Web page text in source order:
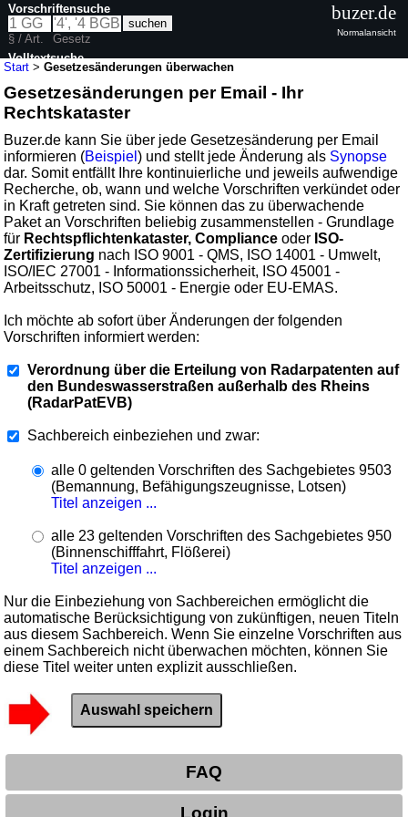
Start >Gesetzesänderungen überwachen
Gesetzesänderungen per Email - Ihr
Rechtskataster
Buzer.de kann Sie über jede Gesetzesänderung per Email
informieren (Beispiel) und stellt jede Änderung als Synopse
dar. Somit entfällt Ihre kontinuierliche und jeweils aufwendige
Recherche, ob, wann und welche Vorschriften verkündet oder
in Kraft getreten sind. Sie können das zu überwachende
Paket an Vorschriften beliebig zusammenstellen - Grundlage
für Rechtspflichtenkataster, Compliance oder ISO-
Zertifizierung nach ISO 9001 - QMS, ISO 14001 - Umwelt,
ISO/IEC 27001 - Informationssicherheit, ISO 45001 -
Arbeitsschutz, ISO 50001 - Energie oder EU-EMAS.
Ich möchte ab sofort über Änderungen der folgenden
Vorschriften informiert werden:
Verordnung über die Erteilung von Radarpatenten auf
den Bundeswasserstraßen außerhalb des Rheins
(RadarPatEVB)
Sachbereich einbeziehen und zwar:
alle 0 geltenden Vorschriften des Sachgebietes 9503
(Bemannung, Befähigungszeugnisse, Lotsen)
Titel anzeigen ...
alle 23 geltenden Vorschriften des Sachgebietes 950
(Binnenschifffahrt, Flößerei)
Titel anzeigen ...
Nur die Einbeziehung von Sachbereichen ermöglicht die
automatische Berücksichtigung von zukünftigen, neuen Titeln
aus diesem Sachbereich. Wenn Sie einzelne Vorschriften aus
einem Sachbereich nicht überwachen möchten, können Sie
diese Titel weiter unten explizit ausschließen.
FAQ
Login
Vorschriftensuche
§ / Art.
Gesetz
Volltextsuche
buzer.de
Normalansicht